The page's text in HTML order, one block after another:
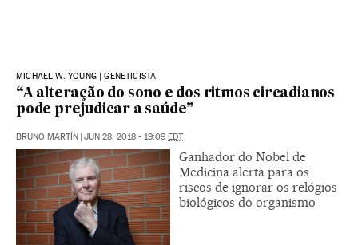
MICHAEL W. YOUNG | GENETICISTA
“A alteração do sono e dos ritmos circadianos
pode prejudicar a saúde”
BRUNO MARTÍN | JUN 28, 2018 - 19:09 EDT
Ganhador do Nobel de
Medicina alerta para os
riscos de ignorar os relógios
biológicos do organismo